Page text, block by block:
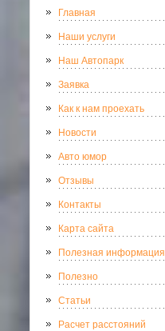
Главная
Наши услуги
Наш Автопарк
Заявка
Как к нам проехать
Новости
Авто юмор
Отзывы
Контакты
Карта сайта
Полезная информация
Полезно
Статьи
Расчет расстояний